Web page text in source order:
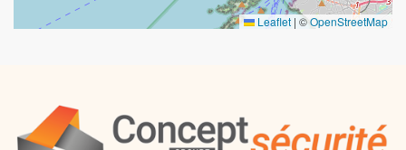
Leaflet | ©OpenStreetMap